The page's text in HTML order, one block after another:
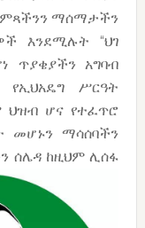
ማሰማታችን
እንደሚሉት “ህገ
ጥያቄያችን አግባብ
ሥርዓት
ሆና የተፈጥሮ
መሆኑን ማሳሰባችን
ሰሌዳ ከዚህም ሊሰፋ